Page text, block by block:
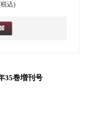
込)
35巻増刊号